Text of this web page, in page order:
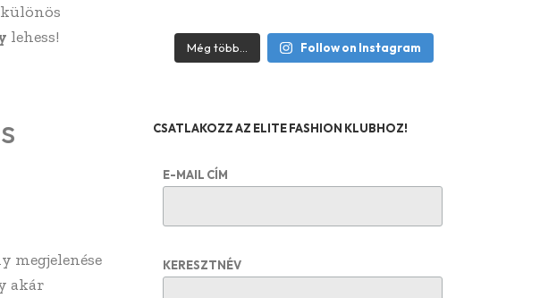
lehess!
megjelenése
akár
Még több... Follow on Instagram
CSATLAKOZZ AZ ELITE FASHION KLUBHOZ!
E-MAIL CÍM
KERESZTNÉV